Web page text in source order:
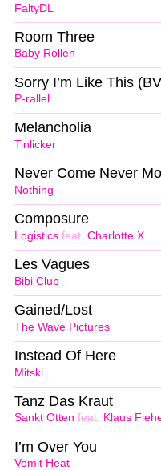
FaltyDL
Baby Rollen
Room Three
P-rallel
Sorry I’m Like This
Tinlicker
Melancholia
Nothing
Never Come Never
Logistics feat. Charlotte X
Composure
Bibi Club
Les Vagues
The Wave Pictures
Gained/Lost
Mitski
Instead Of Here
Sankt Otten feat. Klaus
Tanz Das Kraut
Vomit Heat
I’m Over You